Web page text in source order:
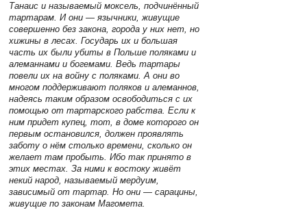
Танаис и называемый моксель, подчинённый
тартарам. И они — язычники, живущие
совершенно без закона, города у них нет, но
хижины в лесах. Государь их и большая
часть их были убиты в Польше поляками и
алеманнами и богемами. Ведь тартары
повели их на войну с поляками. А они во
многом поддерживают поляков и алеманнов,
надеясь таким образом освободиться с их
помощью от тартарского рабства. Если к
ним придет купец, тот, в доме которого он
первым остановился, должен проявлять
заботу о нём столько времени, сколько он
желает там пробыть. Ибо так принято в
этих местах. За ними к востоку живёт
некий народ, называемый мердуим,
зависимый от тартар. Но они — сарацины,
живущие по законам Магомета.